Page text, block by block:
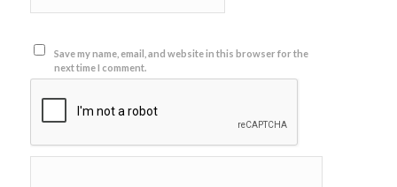
Save my name, email, and website in this browser for the
next time I comment.